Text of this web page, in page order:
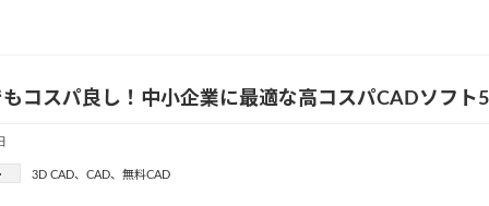
コスパ良し！中小企業に最適な高コスパCADソフト
3D CAD、 CAD、 無料CAD